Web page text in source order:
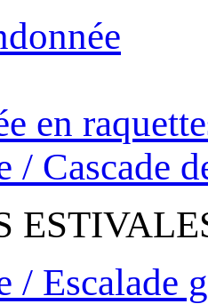
en
/ Cascade
/ Escalade